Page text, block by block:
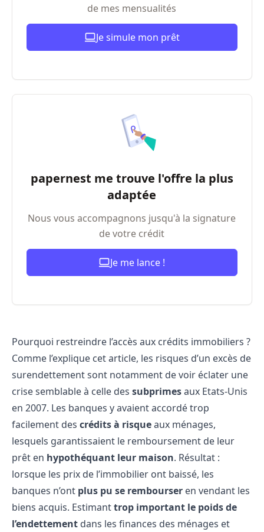
de mes mensualités
Je simule mon prêt
papernest me trouve l'offre la plus
adaptée
Nous vous accompagnons jusqu'à la signature
de votre crédit
Je me lance !
Pourquoi restreindre l’accès aux crédits immobiliers ?
Comme l’explique cet article, les risques d’un excès de
surendettement sont notamment de voir éclater une
crise semblable à celle des subprimesaux Etats-Unis
en 2007. Les banques y avaient accordé trop
facilement des crédits à risqueaux ménages,
lesquels garantissaient le remboursement de leur
prêt en hypothéquant leur maison. Résultat :
lorsque les prix de l’immobilier ont baissé, les
banques n’ont plus pu se rembourser en vendant les
biens acquis. Estimanttrop important le poids de
l’endettement dans les finances des ménages et